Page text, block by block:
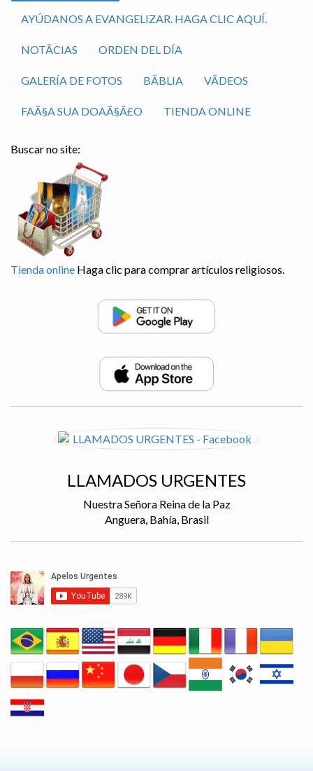
AYÚDANOS A EVANGELIZAR. HAGA CLIC AQUÍ.
NOTÃ­CIAS ORDEN DEL DÍA
GALERÍA DE FOTOS BÃ­BLIA VÃ­DEOS
FAÃ§A SUA DOAÃ§Ã£O TIENDA ONLINE
Buscar no site:
Tienda online Haga clic para comprar artículos religiosos.
LLAMADOS URGENTES
Nuestra Señora Reina de la Paz
Anguera, Bahía, Brasil